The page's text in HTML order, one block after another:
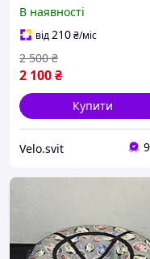
тюбінг для катання на
гірці
В наявності
від210₴/міс
2 100₴
2 500 ₴
Купити
Velo.svit